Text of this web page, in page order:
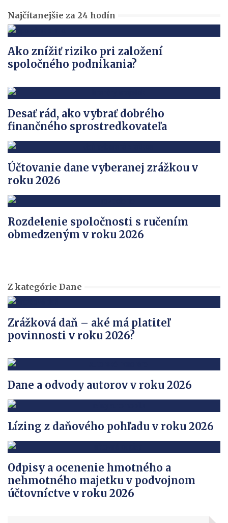
Najčítanejšie za 24 hodín
Ako znížiť riziko pri založení
spoločného podnikania?
Desať rád, ako vybrať dobrého
finančného sprostredkovateľa
Účtovanie dane vyberanej zrážkou v
roku 2026
Rozdelenie spoločnosti s ručením
obmedzeným v roku 2026
Z kategórie Dane
Zrážková daň – aké má platiteľ
povinnosti v roku 2026?
Dane a odvody autorov v roku 2026
Lízing z daňového pohľadu v roku 2026
Odpisy a ocenenie hmotného a
nehmotného majetku v podvojnom
účtovníctve v roku 2026